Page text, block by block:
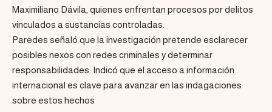
Maximiliano Dávila, quienes enfrentan procesos por delitos
vinculados a sustancias controladas.
Paredes señaló que la investigación pretende esclarecer
posibles nexos con redes criminales y determinar
responsabilidades. Indicó que el acceso a información
internacional es clave para avanzar en las indagaciones
sobre estos hechos